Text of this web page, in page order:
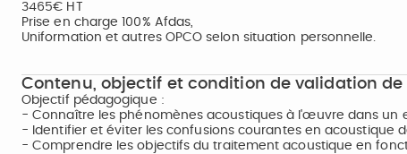
3465€ HT
Prise en charge 100% Afdas,
Uniformation et autres OPCO selon situation personnelle.
Contenu, objectif et condition de validation
Objectif pédagogique :
- Connaître les phénomènes acoustiques à l'œuvre dans un
- Identifier et éviter les confusions courantes en acoustique
- Comprendre les objectifs du traitement acoustique en